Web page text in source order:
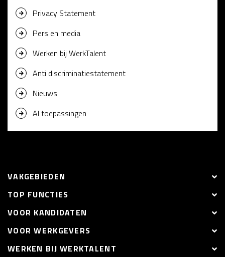
Privacy Statement
Pers en media
Werken bij WerkTalent
Anti discriminatiestatement
Nieuws
AI toepassingen
VAKGEBIEDEN
TOP FUNCTIES
VOOR KANDIDATEN
VOOR WERKGEVERS
WERKEN BIJ WERKTALENT